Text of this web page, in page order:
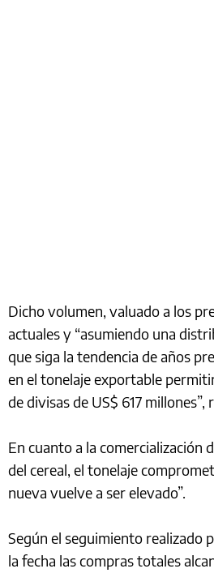
Dicho volumen, valuado a los
actuales y “asumiendo una
que siga la tendencia de años
en el tonelaje exportable
de divisas de US$ 617 millones”,
En cuanto a la comercialización
del cereal, el tonelaje
nueva vuelve a ser elevado”.
Según el seguimiento realizado
la fecha las compras totales